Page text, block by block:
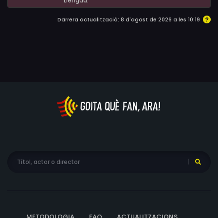
Darrera actualització: 8 d'agost de 2026 a les 10:19